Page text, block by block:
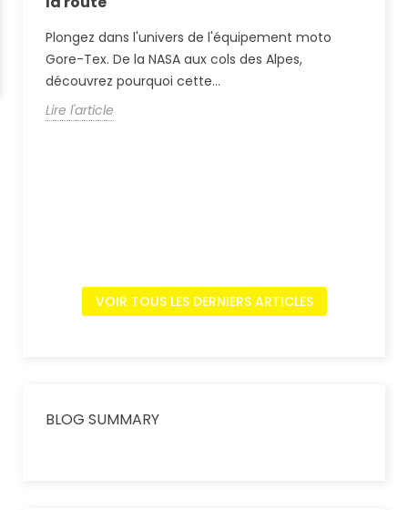
Plongez dans l'univers de l'équipement moto
Gore-Tex. De la NASA aux cols des Alpes,
découvrez pourquoi cette...
Lire l'article
VOIR TOUS LES DERNIERS ARTICLES
BLOG SUMMARY